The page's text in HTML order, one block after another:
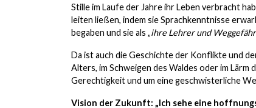
Stille im Laufe der Jahre ihr Leben verbracht
leiten ließen, indem sie Sprachkenntnisse
begaben und sie als „ihre Lehrer und
Da ist auch die Geschichte der Konflikte und
Alters, im Schweigen des Waldes oder im Lärm
Gerechtigkeit und um eine geschwisterliche
Vision der Zukunft: „Ich sehe eine